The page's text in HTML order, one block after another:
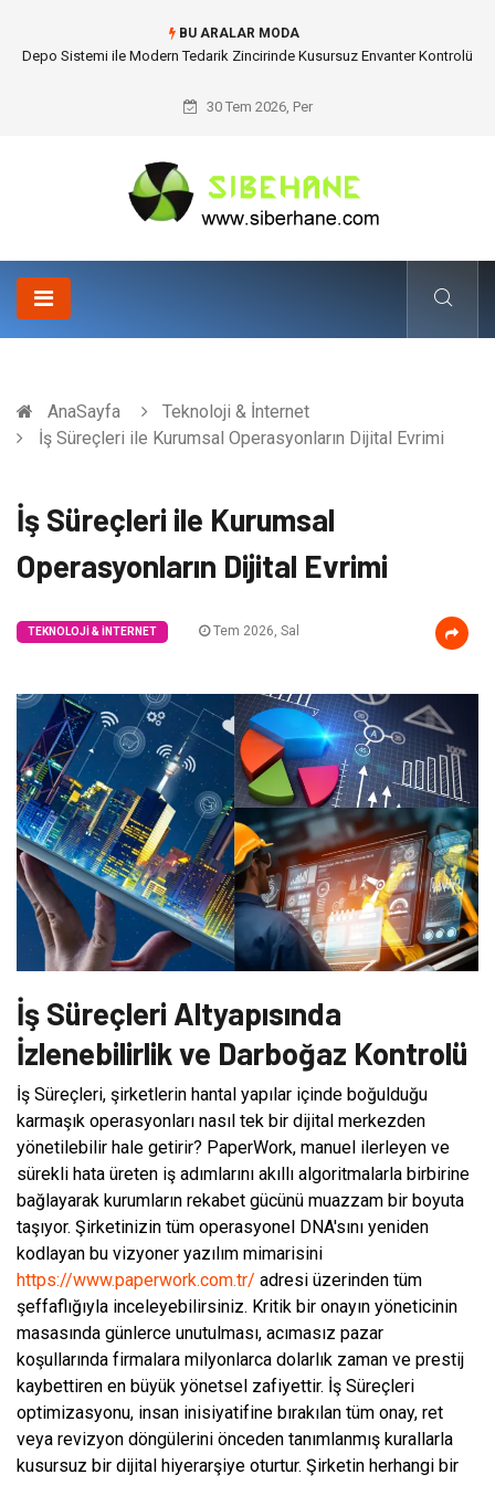
BU ARALAR MODA
Akrilik Boyama Seti ile Evinizde Dijitalden Uzak Bir Deşarj Alanı Tasarlayın
30 Tem 2026, Per
AnaSayfa
Teknoloji & İnternet
İş Süreçleri ile Kurumsal Operasyonların Dijital Evrimi
İş Süreçleri ile Kurumsal
Operasyonların Dijital Evrimi
TEKNOLOJI & İNTERNET Tem 2026, Sal
İş Süreçleri Altyapısında
İzlenebilirlik ve Darboğaz Kontrolü
İş Süreçleri, şirketlerin hantal yapılar içinde boğulduğu
karmaşık operasyonları nasıl tek bir dijital merkezden
yönetilebilir hale getirir? PaperWork, manuel ilerleyen ve
sürekli hata üreten iş adımlarını akıllı algoritmalarla birbirine
bağlayarak kurumların rekabet gücünü muazzam bir boyuta
taşıyor. Şirketinizin tüm operasyonel DNA'sını yeniden
kodlayan bu vizyoner yazılım mimarisini
https://www.paperwork.com.tr/ adresi üzerinden tüm
şeffaflığıyla inceleyebilirsiniz. Kritik bir onayın yöneticinin
masasında günlerce unutulması, acımasız pazar
koşullarında firmalara milyonlarca dolarlık zaman ve prestij
kaybettiren en büyük yönetsel zafiyettir. İş Süreçleri
optimizasyonu, insan inisiyatifine bırakılan tüm onay, ret
veya revizyon döngülerini önceden tanımlanmış kurallarla
kusursuz bir dijital hiyerarşiye oturtur. Şirketin herhangi bir